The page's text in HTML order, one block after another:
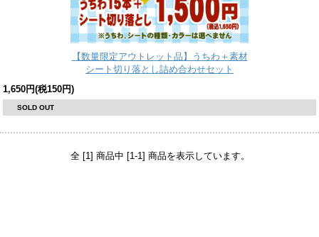
【数量限定アウトレット品】うちわ＋素材
シート切り落とし詰め合わせセット
1,650円(税150円)
SOLD OUT
全 [1] 商品中 [1-1] 商品を表示しています。